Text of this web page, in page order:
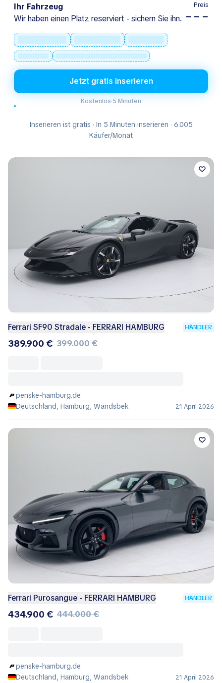
Ihr Fahrzeug
Wir haben einen Platz reserviert - sichern Sie ihn.
Preis
– – –
Jetzt gratis inserieren
Kostenlos·5 Minuten
Inserieren ist gratis · In 5 Minuten inserieren · 6.005
Käufer/Monat
Ferrari SF90 Stradale - FERRARI HAMBURG HÄNDLER
389.900 € 399.000 €
penske-hamburg.de
Deutschland, Hamburg, Wandsbek
21 April 2026
Ferrari Purosangue - FERRARI HAMBURG HÄNDLER
434.900 € 444.000 €
penske-hamburg.de
Deutschland, Hamburg, Wandsbek
21 April 2026